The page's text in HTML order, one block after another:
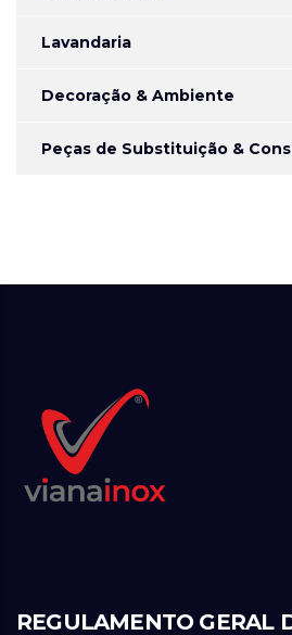
Lavandaria
Decoração & Ambiente
Peças de Substituição &
REGULAMENTO GERAL